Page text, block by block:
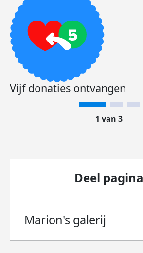
Vijf donaties ontvangen
1 van 3
Deel pagina
Marion's galerij